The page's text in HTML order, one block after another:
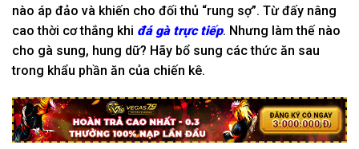
nào áp đảo và khiến cho đối thủ “rung sợ”. Từ đấy nâng
cao thời cơthắng khi đá gà trực tiếp. Nhưng làm thế nào
cho gà sung, hung dữ? Hãy bổ sung cácthức ăn sau
trong khẩu phần ăn của chiến kê.